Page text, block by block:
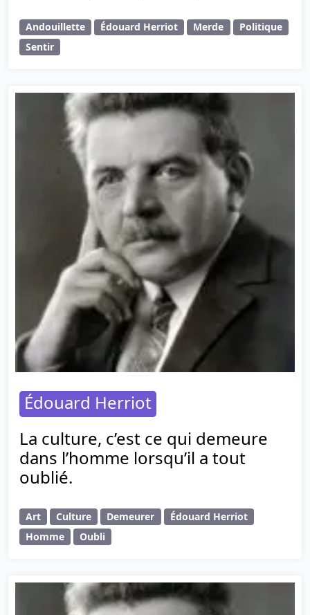
Andouillette Édouard Herriot Merde
Politique
Sentir
Édouard Herriot
La culture, c’est ce qui demeure
dans l’homme lorsqu’il a tout
oublié.
Art Culture Demeurer
Édouard Herriot
Homme
Oubli